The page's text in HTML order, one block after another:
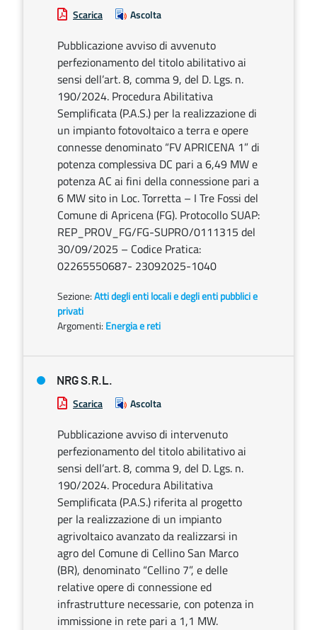
Scarica Ascolta
Pubblicazione avviso di avvenuto
perfezionamento del titolo abilitativo ai
sensi dell’art. 8, comma 9, del D. Lgs. n.
190/2024. Procedura Abilitativa
Semplificata (P.A.S.) per la realizzazione di
un impianto fotovoltaico a terra e opere
connesse denominato “FV APRICENA 1” di
potenza complessiva DC pari a 6,49 MW e
potenza AC ai fini della connessione pari a
6 MW sito in Loc. Torretta – I Tre Fossi del
Comune di Apricena (FG). Protocollo SUAP:
REP_PROV_FG/FG-SUPRO/0111315 del
30/09/2025 – Codice Pratica:
02265550687- 23092025-1040
Sezione:Atti degli enti locali e degli enti pubblici e
privati
Argomenti: Energia e reti
NRG S.R.L.
Scarica Ascolta
Pubblicazione avviso di intervenuto
perfezionamento del titolo abilitativo ai
sensi dell’art. 8, comma 9, del D. Lgs. n.
190/2024. Procedura Abilitativa
Semplificata (P.A.S.) riferita al progetto
per la realizzazione di un impianto
agrivoltaico avanzato da realizzarsi in
agro del Comune di Cellino San Marco
(BR), denominato “Cellino 7”, e delle
relative opere di connessione ed
infrastrutture necessarie, con potenza in
immissione in rete pari a 1,1 MW.